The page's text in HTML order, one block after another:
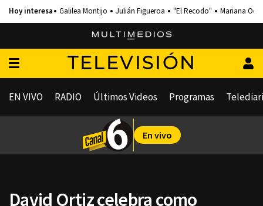
Galilea Montijo Julián Figueroa "El Recodo" Mariana
TELEVISIÓN
EN VIVO RADIO Últimos Videos Programas
En vivo
David Ortiz celebra como